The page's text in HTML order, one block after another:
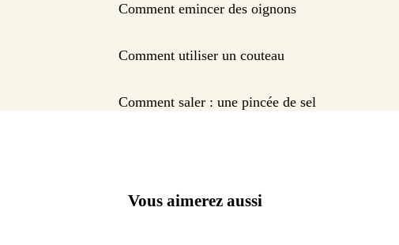
Comment emincer des oignons
Comment utiliser un couteau
Comment saler : une pincée de sel
Vous aimerez aussi